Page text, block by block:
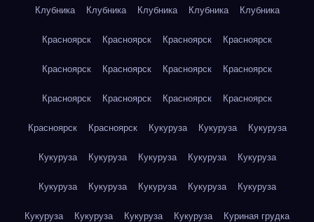
Клубника Клубника Клубника Клубника Клубника
Красноярск Красноярск Красноярск Красноярск
Красноярск Красноярск Красноярск Красноярск
Красноярск Красноярск Красноярск Красноярск
Красноярск Красноярск Кукуруза Кукуруза Кукуруза
Кукуруза Кукуруза Кукуруза Кукуруза Кукуруза
Кукуруза Кукуруза Кукуруза Кукуруза Кукуруза
Кукуруза Кукуруза Кукуруза Кукуруза Куриная грудка